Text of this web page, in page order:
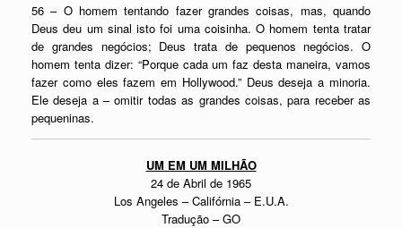
56 – O homem tentando fazer grandes coisas, mas, quando
Deus deu um sinal isto foi uma coisinha. O homem tenta tratar
de grandes negócios; Deus trata de pequenos negócios. O
homem tenta dizer: “Porque cada um faz desta maneira, vamos
fazer como eles fazem em Hollywood.” Deus deseja a minoria.
Ele deseja a – omitir todas as grandes coisas, para receber as
pequeninas.
UM EM UM MILHÃO
24 de Abril de 1965
Los Angeles – Califórnia – E.U.A.
Tradução – GO